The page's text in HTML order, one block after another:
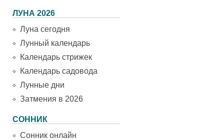
ЛУНА 2026
Луна сегодня
Лунный календарь
Календарь стрижек
Календарь садовода
Лунные дни
Затмения в 2026
СОННИК
Сонник онлайн